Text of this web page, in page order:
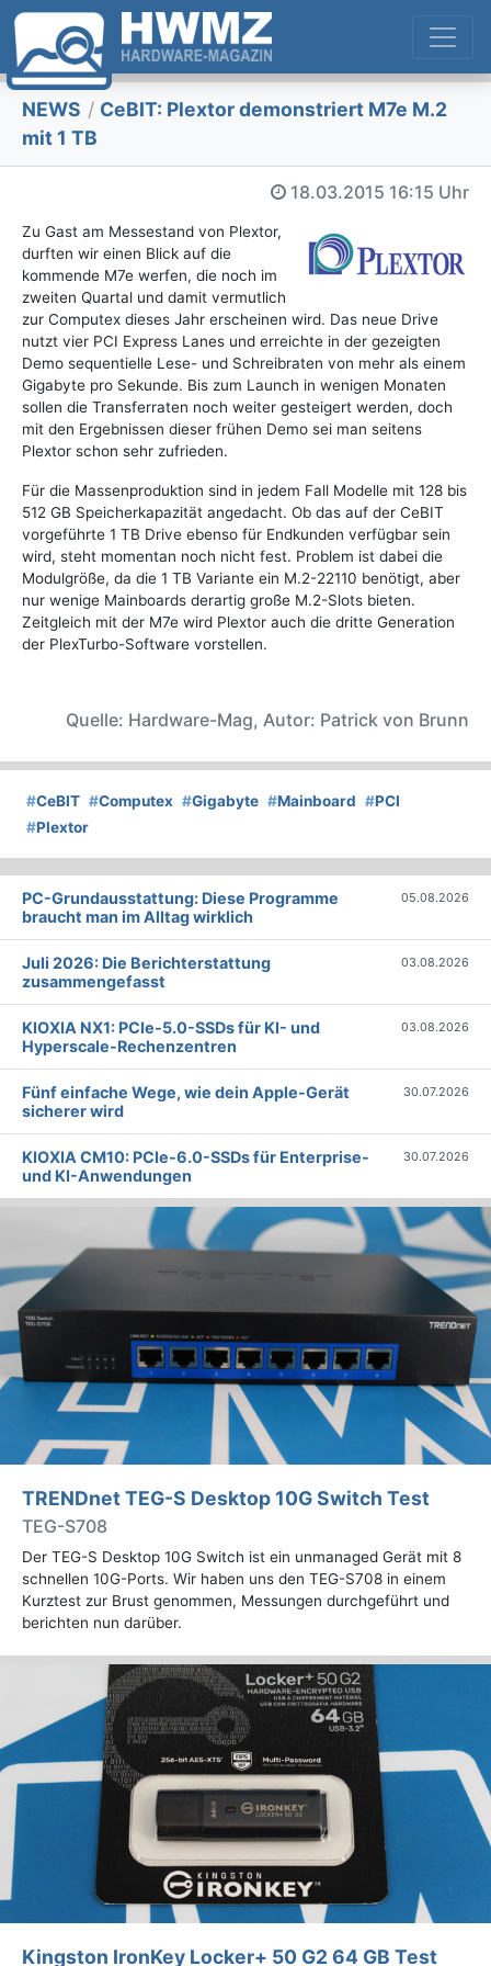
NEWS / CeBIT: Plextor demonstriert M7e M.2
mit 1 TB
18.03.2015 16:15 Uhr
Zu Gast am Messestand von Plextor,
durften wir einen Blick auf die
kommende M7e werfen, die noch im
zweiten Quartal und damit vermutlich
zur Computex dieses Jahr erscheinen wird. Das neue Drive
nutzt vier PCI Express Lanes und erreichte in der gezeigten
Demo sequentielle Lese- und Schreibraten von mehr als einem
Gigabyte pro Sekunde. Bis zum Launch in wenigen Monaten
sollen die Transferraten noch weiter gesteigert werden, doch
mit den Ergebnissen dieser frühen Demo sei man seitens
Plextor schon sehr zufrieden.
Für die Massenproduktion sind in jedem Fall Modelle mit 128 bis
512 GB Speicherkapazität angedacht. Ob das auf der CeBIT
vorgeführte 1 TB Drive ebenso für Endkunden verfügbar sein
wird, steht momentan noch nicht fest. Problem ist dabei die
Modulgröße, da die 1 TB Variante ein M.2-22110 benötigt, aber
nur wenige Mainboards derartig große M.2-Slots bieten.
Zeitgleich mit der M7e wird Plextor auch die dritte Generation
der PlexTurbo-Software vorstellen.
Quelle: Hardware-Mag, Autor: Patrick von Brunn
#CeBIT #Computex #Gigabyte #Mainboard #PCI
#Plextor
PC-Grundausstattung: Diese Programme
braucht man im Alltag wirklich
05.08.2026
Juli 2026: Die Bericht­erstattung
zusammengefasst
03.08.2026
KIOXIA NX1: PCIe-5.0-SSDs für KI- und
Hyperscale-Rechenzentren
03.08.2026
Fünf einfache Wege, wie dein Apple-Gerät
sicherer wird
30.07.2026
KIOXIA CM10: PCIe-6.0-SSDs für Enterprise-
und KI-Anwendungen
30.07.2026
TRENDnet TEG-S Desktop 10G Switch Test
TEG-S708
Der TEG-S Desktop 10G Switch ist ein unmanaged Gerät mit 8
schnellen 10G-Ports. Wir haben uns den TEG-S708 in einem
Kurztest zur Brust genommen, Messungen durchgeführt und
berichten nun darüber.
Kingston IronKey Locker+ 50 G2 64 GB Test